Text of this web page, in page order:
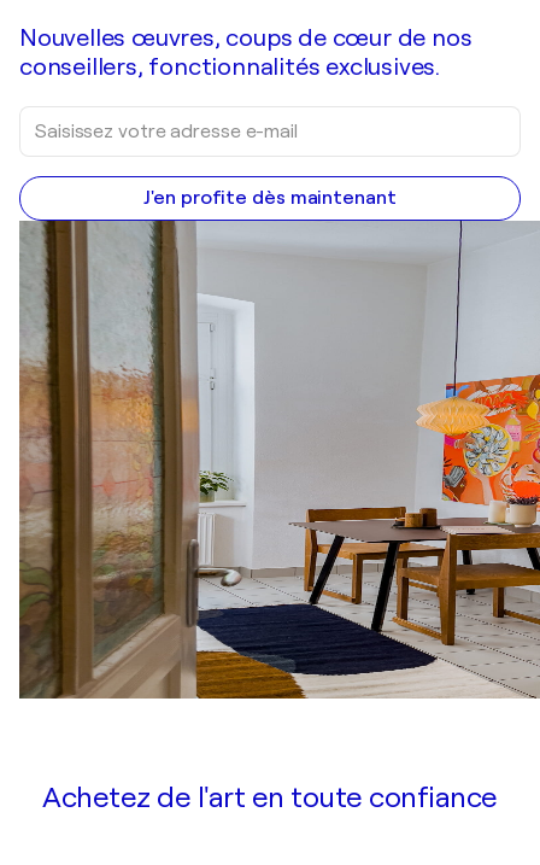
Nouvelles œuvres, coups de cœur de nos
conseillers, fonctionnalités exclusives.
J'en profite dès maintenant
Achetez de l'art en toute confiance